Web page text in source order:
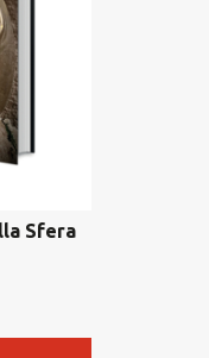
Sfera